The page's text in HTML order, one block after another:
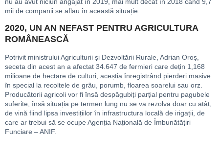
mii de companii se aflau în această situație.
2020, UN AN NEFAST PENTRU AGRICULTURA
ROMÂNEASCĂ
Potrivit ministrului Agriculturii și Dezvoltării Rurale, Adrian Oroș,
seceta din acest an a afectat 34.647 de fermieri care dețin 1,168
milioane de hectare de culturi, aceștia înregistrând pierderi masive
în special la recoltele de grâu, porumb, floarea soarelui sau orz.
Producătorii agricoli vor fi însă despăgubiți parțial pentru pagubele
suferite, însă situația pe termen lung nu se va rezolva doar cu atât,
de vină fiind lipsa investițiilor în infrastructura locală de irigații, de
care ar trebui să se ocupe Agenția Națională de Îmbunătățiri
Funciare – ANIF.